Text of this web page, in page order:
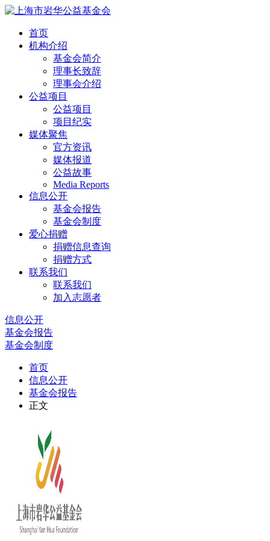
首页
机构介绍
基金会简介
理事长致辞
理事会介绍
公益项目
公益项目
项目纪实
媒体聚焦
官方资讯
媒体报道
公益故事
Media Reports
信息公开
基金会报告
基金会制度
爱心捐赠
捐赠信息查询
捐赠方式
联系我们
联系我们
加入志愿者
信息公开
基金会报告
基金会制度
首页
信息公开
基金会报告
正文